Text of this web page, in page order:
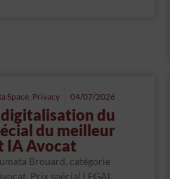
Space, Privacy 04/07/2026
digitalisation du
du meilleur
IA Avocat
Brouard, catégorie
Prix spécial LEGAL